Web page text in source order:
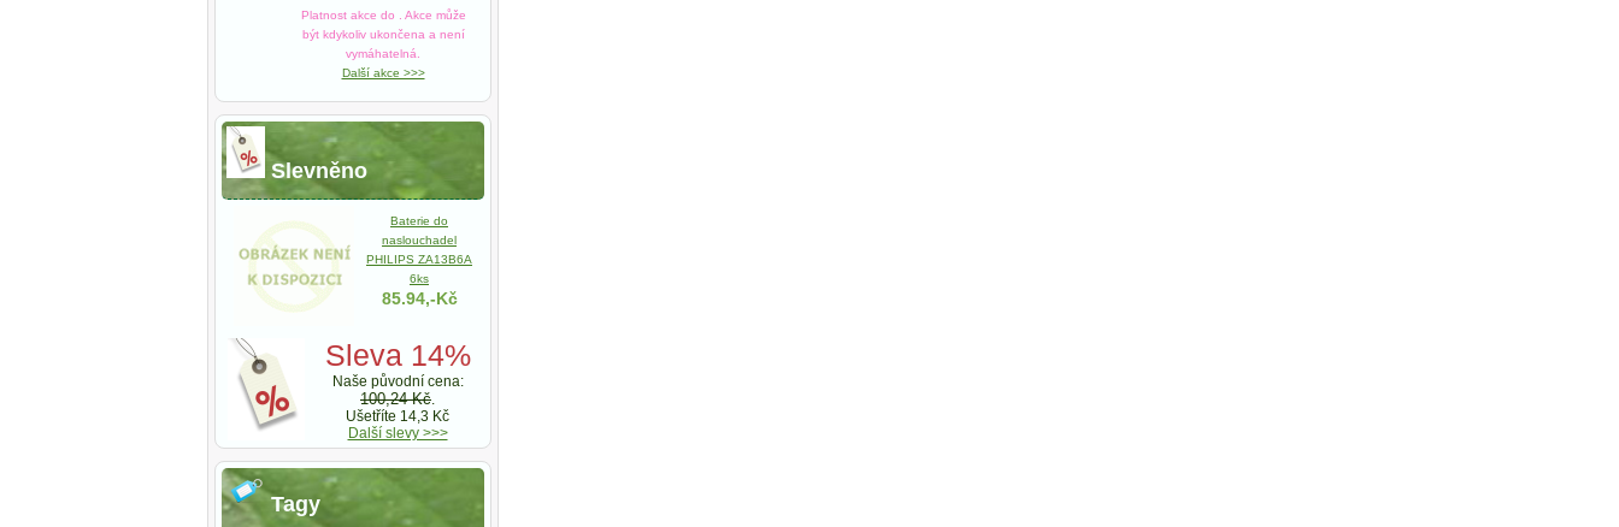
Platnost akce do
. Akce může
být kdykoliv ukončena a není
vymáhatelná.
Další akce >>>
Slevněno
Baterie do
naslouchadel
PHILIPS ZA13B6A
6ks
85.94,-Kč
Sleva 14%
Naše původní cena:
100,24 Kč.
Ušetříte 14,3 Kč
Další slevy >>>
Tagy